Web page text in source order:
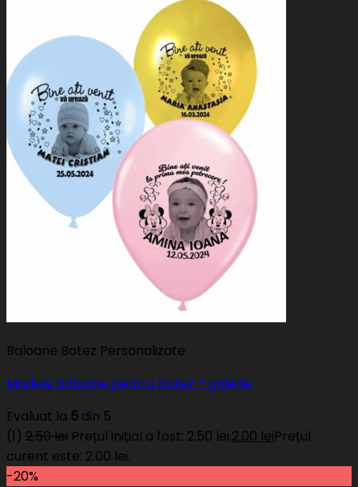
Baloane Botez Personalizate
Modele baloane pentru botez – galerie
Evaluat la 5 din 5
(1) 2.50lei Prețul inițial a fost: 2.50 lei.2.00 leiPrețul
curent este: 2.00 lei.
-20%